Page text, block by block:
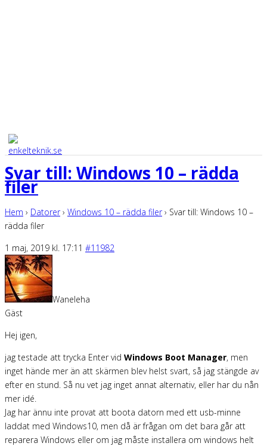
Svar till: Windows 10 – rädda
filer
Hem › Datorer › Windows 10 – rädda filer › Svar till: Windows 10 –
rädda filer
1 maj, 2019 kl. 17:11 #11982
Waneleha
Gäst
Hej igen,
jag testade att trycka Enter vid Windows Boot Manager, men
inget hände mer än att skärmen blev helst svart, så jag stängde av
efter en stund. Så nu vet jag inget annat alternativ, eller har du nån
mer idé.
Jag har ännu inte provat att boota datorn med ett usb-minne
laddat med Windows10, men då är frågan om det bara går att
reparera Windows eller om jag måste installera om windows helt